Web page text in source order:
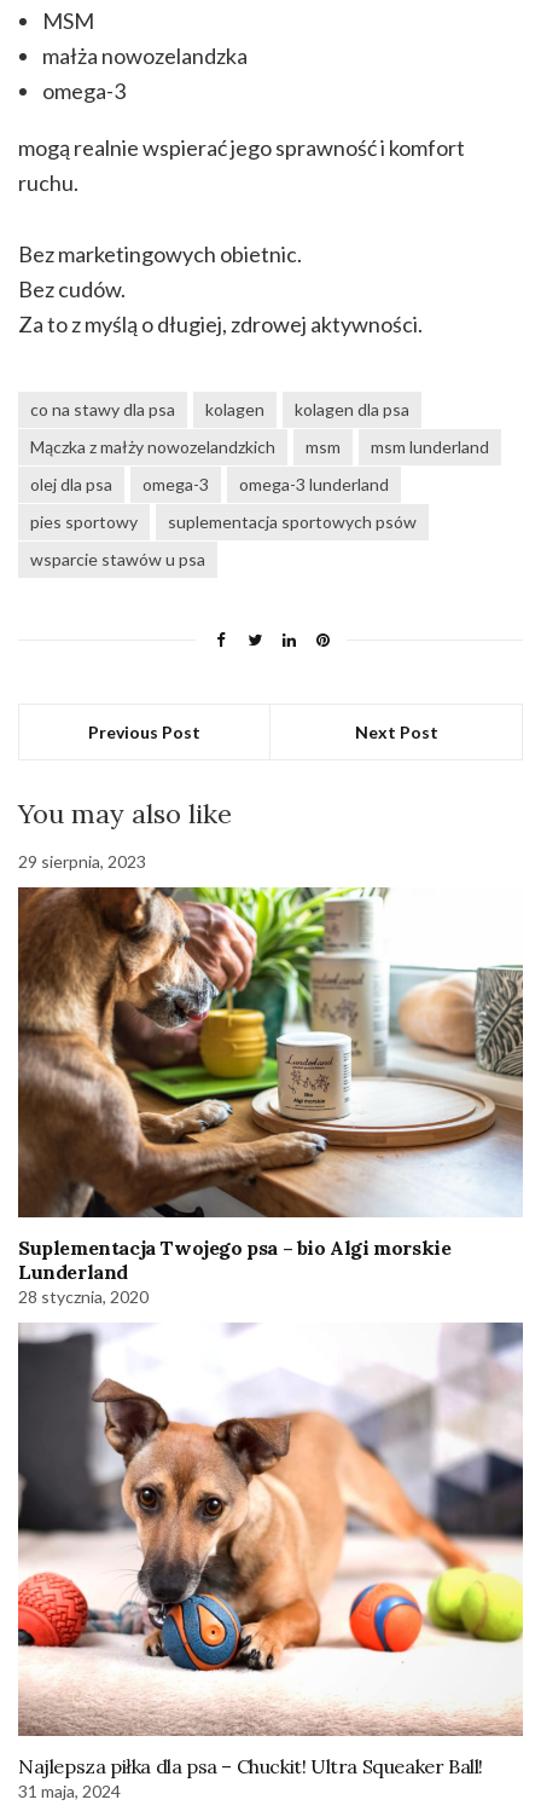
MSM
małża nowozelandzka
omega-3
mogą realnie wspierać jego sprawność i komfort
ruchu.
Bez marketingowych obietnic.
Bez cudów.
Za to z myślą o długiej, zdrowej aktywności.
co na stawy dla psa kolagen
kolagen dla psa
Mączka z małży nowozelandzkich
msm
msm lunderland
olej dla psa
omega-3
omega-3 lunderland
pies sportowy
suplementacja sportowych psów
wsparcie stawów u psa
Previous Post Next Post
You may also like
29 sierpnia, 2023
Suplementacja Twojego psa – bio Algi morskie
Lunderland
28 stycznia, 2020
Najlepsza piłka dla psa – Chuckit! Ultra Squeaker Ball!
31 maja, 2024